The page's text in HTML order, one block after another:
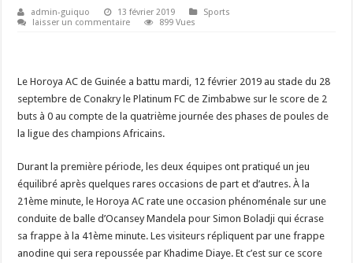
admin-guiquo 13 février 2019
Sports
laisser un commentaire
899 Vues
Le Horoya AC de Guinée a battu mardi, 12 février 2019 au stade du 28
septembre de Conakry le Platinum FC de Zimbabwe sur le score de 2
buts à 0 au compte de la quatrième journée des phases de poules de
la ligue des champions Africains.
Durant la première période, les deux équipes ont pratiqué un jeu
équilibré après quelques rares occasions de part et d’autres. À la
21ème minute, le Horoya AC rate une occasion phénoménale sur une
conduite de balle d’Ocansey Mandela pour Simon Boladji qui écrase
sa frappe à la 41ème minute. Les visiteurs répliquent par une frappe
anodine qui sera repoussée par Khadime Diaye. Et c’est sur ce score